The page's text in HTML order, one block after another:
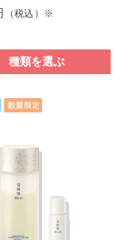
（税込）※
種類を選ぶ